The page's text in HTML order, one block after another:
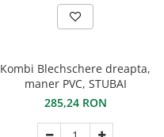
Kombi Blechschere dreapta,
maner PVC, STUBAI
285,24 RON